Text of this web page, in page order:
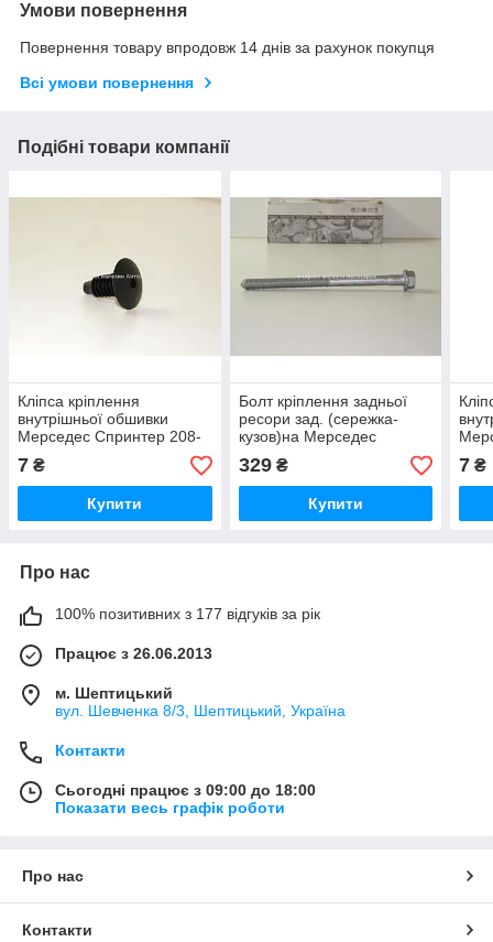
Умови повернення
Повернення товару впродовж 14 днів за рахунок покупця
Всі умови повернення
Подібні товари компанії
Кліпса кріплення
внутрішньої обшивки
Мерседес Спринтер 208-
416 1995-2006 ROMIX -
A12301
7 ₴
Купити
Болт кріплення задньої
ресори зад. (сережка-
кузов)на Мерседес
Спринтер 208-316 1995-
2006 VW(Оригінал)
329₴
Купити
416
7 ₴
Про нас
100% позитивних з 177 відгуків за рік
Працює з 26.06.2013
м. Шептицький
вул. Шевченка 8/3, Шептицький, Україна
Контакти
Сьогодні працює з 09:00 до 18:00
Показати весь графік роботи
Про нас
Контакти